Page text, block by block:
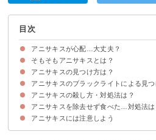
目次
アニサキスが心配…大丈夫？
そもそもアニサキスとは？
魚介類に潜む寄生虫
アニサキスがよく潜む魚一覧
アニサキスの見つけ方は？
アニサキスのブラックライトによる見つ
アニサキスの殺し方・対処法は？
①加熱する
②冷凍する
③切る時、食べる前によく見る
④できるだけ鮮度が良いものを選ぶ
⑤生食をしないようにする
⑥なるべく養殖のものを選ぶ
⑦「解凍」と書かれた魚を選ぶ
⑧料理酒やみりんに漬ける
アニサキスを除去せず食べた…対処法は
早急に病院に行くのが良い
アニサキスには注意しよう